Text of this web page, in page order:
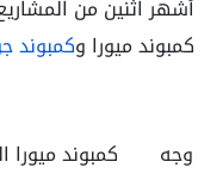
أشهر اثنين من
كمبوند ميورا وكمبوند
وجه
كمبوند ميورا